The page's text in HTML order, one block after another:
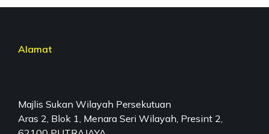
Alamat
Majlis Sukan Wilayah Persekutuan
Aras 2, Blok 1, Menara Seri Wilayah, Presint 2,